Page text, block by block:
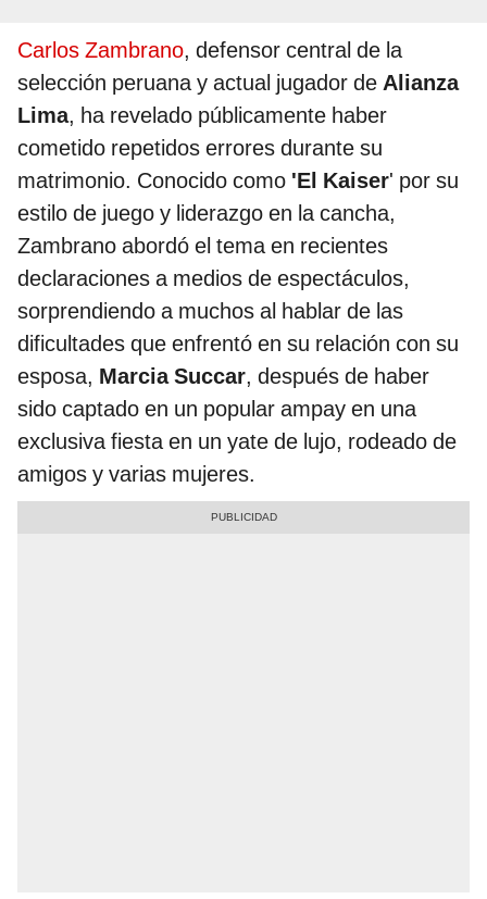
Carlos Zambrano, defensor central de la
selección peruana y actual jugador de Alianza
Lima, ha revelado públicamente haber
cometido repetidos errores durante su
matrimonio. Conocido como 'El Kaiser' por su
estilo de juego y liderazgo en la cancha,
Zambrano abordó el tema en recientes
declaraciones a medios de espectáculos,
sorprendiendo a muchos al hablar de las
dificultades que enfrentó en su relación con su
esposa, Marcia Succar, después de haber
sido captado en un popular ampay en una
exclusiva fiesta en un yate de lujo, rodeado de
amigos y varias mujeres.